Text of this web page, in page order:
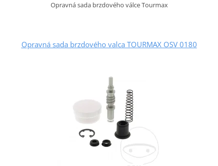
Opravná sada brzdového válce Tourmax
Opravná sada brzdového valca TOURMAX OSV 0180